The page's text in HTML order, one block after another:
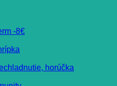
-8€
horúčka